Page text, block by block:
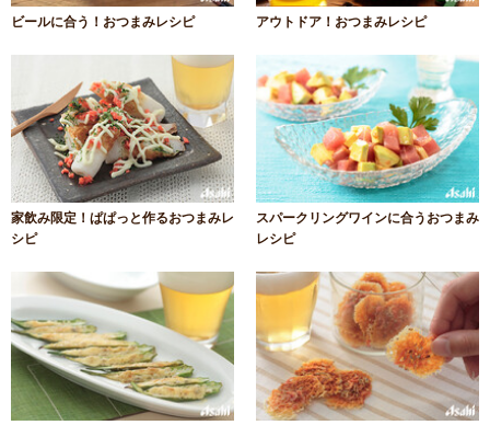
ビールに合う！おつまみレシピ アウトドア！おつまみレシピ
家飲み限定！ぱぱっと作るおつまみレ
シピ
スパークリングワインに合うおつまみ
レシピ